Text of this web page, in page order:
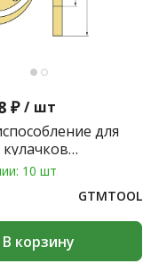
₽ / шт
для
патрона
10 шт
GTMTOOL
В корзину